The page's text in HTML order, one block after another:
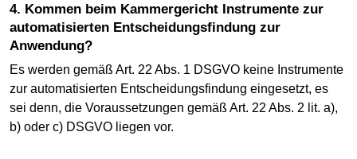
4. Kommen beim Kammergericht Instrumente zur
automatisierten Entscheidungsfindung zur
Anwendung?
Es werden gemäß Art. 22 Abs. 1 DSGVO keine Instrumente
zur automatisierten Entscheidungsfindung eingesetzt, es
sei denn, die Voraussetzungen gemäß Art. 22 Abs. 2 lit. a),
b) oder c) DSGVO liegen vor.